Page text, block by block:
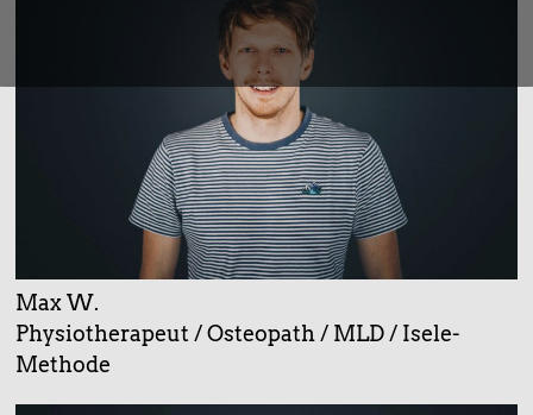
Max W.
Physiotherapeut / Osteopath / MLD / Isele-
Methode